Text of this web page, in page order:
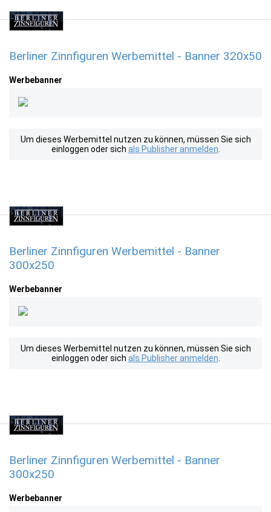
Berliner Zinnfiguren Werbemittel - Banner 320x50
Werbebanner
Um dieses Werbemittel nutzen zu können, müssen Sie sich
einloggen oder sich als Publisher anmelden
Berliner Zinnfiguren Werbemittel - Banner
300x250
Werbebanner
Um dieses Werbemittel nutzen zu können, müssen Sie sich
einloggen oder sich als Publisher anmelden
Berliner Zinnfiguren Werbemittel - Banner
300x250
Werbebanner